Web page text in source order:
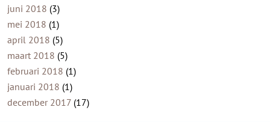
juni 2018 (3)
mei 2018 (1)
april 2018 (5)
maart 2018 (5)
februari 2018 (1)
januari 2018 (1)
december 2017(17)